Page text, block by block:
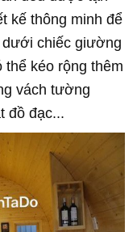
kế thông minh để
chiếc giường
thể kéo rộng thêm
vách tường
đồ đạc...